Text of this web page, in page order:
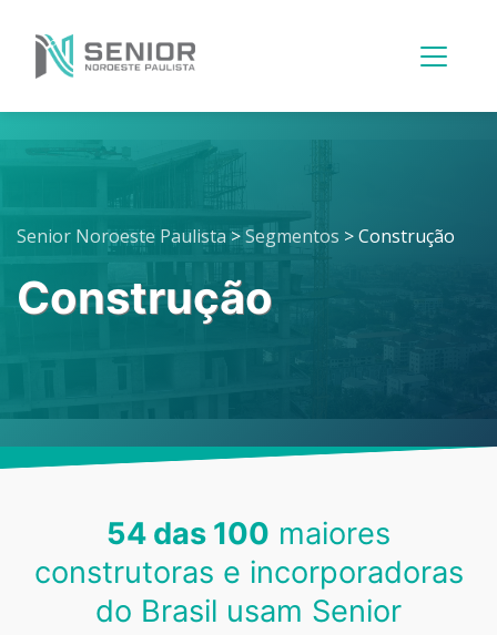
Menu
Principal
Senior Noroeste Paulista >Segmentos >Construção
Construção
54 das 100 maiores
construtoras e incorporadoras
do Brasil usam Senior